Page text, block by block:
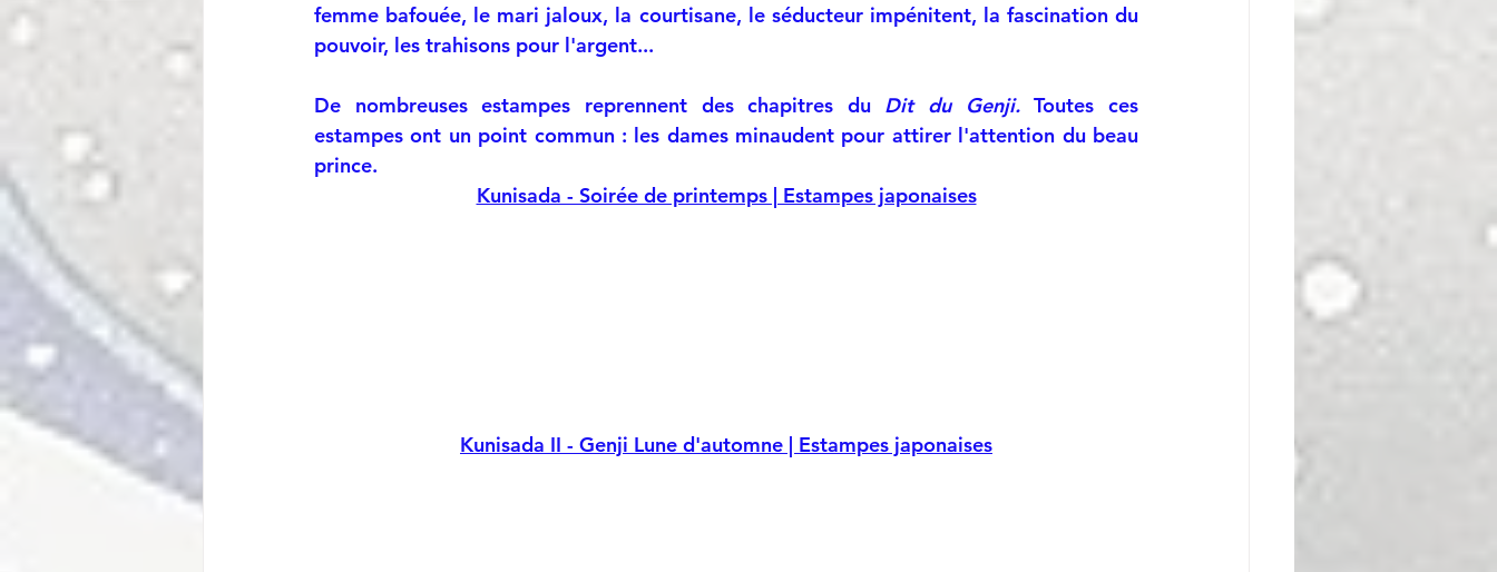
femme bafouée, le mari jaloux, la courtisane, le séducteur impénitent, la fascination du
pouvoir, les trahisons pour l'argent...
De nombreuses estampes reprennent des chapitres du Dit du Genji. Toutes ces
estampes ont un point commun : les dames minaudent pour attirer l'attention du beau
prince.
Kunisada - Soirée de printemps | Estampes japonaises
Kunisada II - Genji Lune d'automne | Estampes japonaises